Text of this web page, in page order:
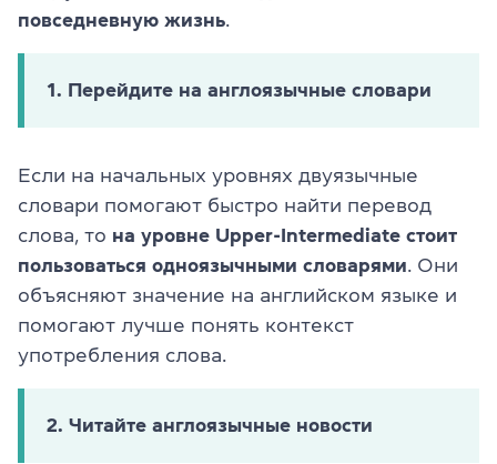
повседневную жизнь
1. Перейдите на англоязычные словари
Если на начальных уровнях двуязычные
словари помогают быстро найти перевод
слова, то на уровне Upper-Intermediate стоит
пользоваться одноязычными словарями . Они
объясняют значение на английском языке и
помогают лучше понять контекст
употребления слова.
2. Читайте англоязычные новости